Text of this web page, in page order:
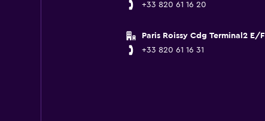
+33 820 61 16 20
Paris Roissy Cdg Terminal2 E/F
+33 820 61 16 31